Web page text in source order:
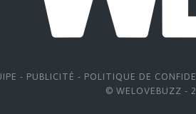
- PUBLICITÉ - POLITIQUE DE
© WELOVEBUZZ -